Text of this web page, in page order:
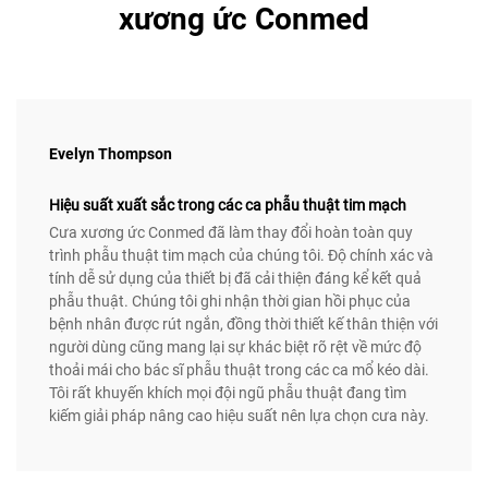
xương ức Conmed
Evelyn Thompson
Hiệu suất xuất sắc trong các ca phẫu thuật tim mạch
Cưa xương ức Conmed đã làm thay đổi hoàn toàn quy
trình phẫu thuật tim mạch của chúng tôi. Độ chính xác và
tính dễ sử dụng của thiết bị đã cải thiện đáng kể kết quả
phẫu thuật. Chúng tôi ghi nhận thời gian hồi phục của
bệnh nhân được rút ngắn, đồng thời thiết kế thân thiện với
người dùng cũng mang lại sự khác biệt rõ rệt về mức độ
thoải mái cho bác sĩ phẫu thuật trong các ca mổ kéo dài.
Tôi rất khuyến khích mọi đội ngũ phẫu thuật đang tìm
kiếm giải pháp nâng cao hiệu suất nên lựa chọn cưa này.